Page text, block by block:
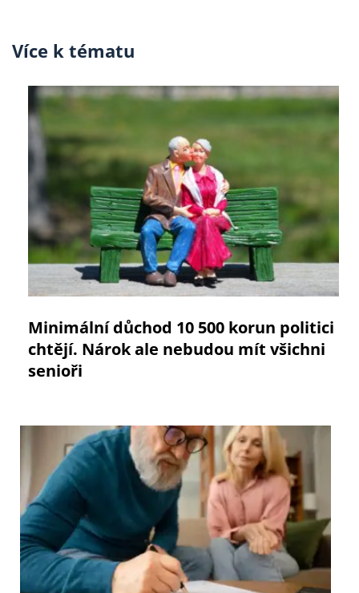
Více k tématu
Minimální důchod 10 500 korun politici
chtějí. Nárok ale nebudou mít všichni
senioři